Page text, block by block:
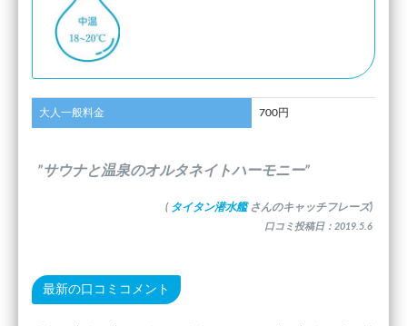
大人一般料金 700円
”サウナと温泉のオルタネイトハーモニー”
( タイタン潜水艦 さんのキャッチフレーズ)
口コミ投稿日：2019.5.6
最新の口コミコメント